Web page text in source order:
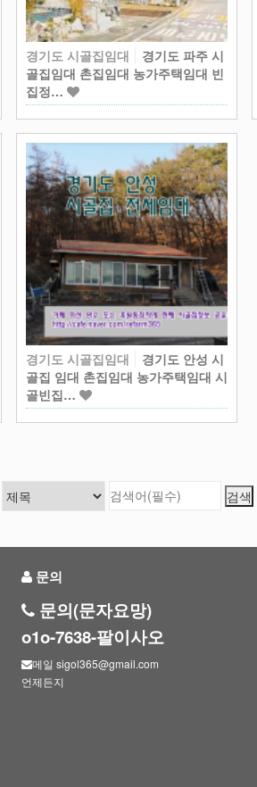
경기도 시골집임대
경기도 파주 시
골집임대 촌집임대 농가주택임대 빈
집정…
경기도 시골집임대
경기도 안성 시
골집 임대 촌집임대 농가주택임대 시
골빈집…
문의
문의(문자요망)
o1o-7638-팔이사오
메일 sigol365@gmail.com
언제든지